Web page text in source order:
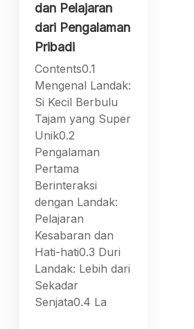
dan Pelajaran
dari Pengalaman
Pribadi
Contents0.1
Mengenal Landak:
Si Kecil Berbulu
Tajam yang Super
Unik0.2
Pengalaman
Pertama
Berinteraksi
dengan Landak:
Pelajaran
Kesabaran dan
Hati-hati0.3 Duri
Landak: Lebih dari
Sekadar
Senjata0.4 La